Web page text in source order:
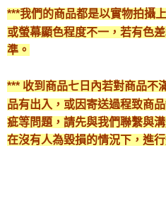
***我們的商品都是以實物拍攝
或螢幕顯色程度不一，若有色
準。
*** 收到商品七日內若對商品不
品有出入，或因寄送過程致商
疵等問題，請先與我們聯繫與
在沒有人為毀損的情況下，進